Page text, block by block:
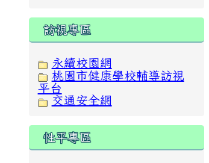
訪視專區
永續校園網
桃園市健康學校輔導訪視
平台
交通安全網
性平專區